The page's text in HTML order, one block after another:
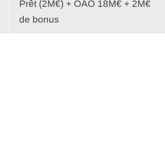
Prêt (2M€) + OAO 18M€ + 2M€
de bonus